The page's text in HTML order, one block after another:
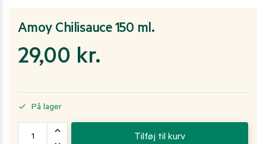
Amoy Chilisauce 150 ml.
29,00 kr.
På lager
Tilføj til kurv